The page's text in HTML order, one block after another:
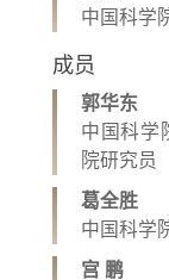
中国科学
成员
郭华东
中国科学
院研究员
葛全胜
中国科学
宫 鹏